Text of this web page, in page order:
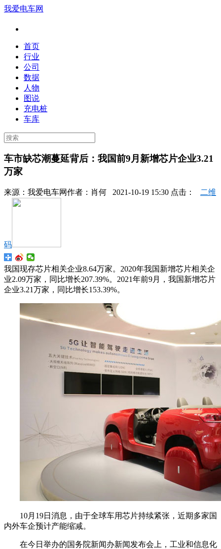
我爱电车网
首页
行业
公司
数据
人物
图说
充电桩
车库
车市缺芯潮蔓延背后：我国前9月新增芯片企业3.21
万家
来源： 我爱电车网作者： 肖何 2021-10-19 15:30 点击： 二维
码
我国现存芯片相关企业8.64万家。2020年我国新增芯片相关企
业2.09万家，同比增长207.39%。2021年前9月，我国新增芯片
企业3.21万家，同比增长153.39%。
10月19日消息，由于全球车用芯片持续紧张，近期多家国
内外车企预计产能缩减。
在今日举办的国务院新闻办新闻发布会上，工业和信息化